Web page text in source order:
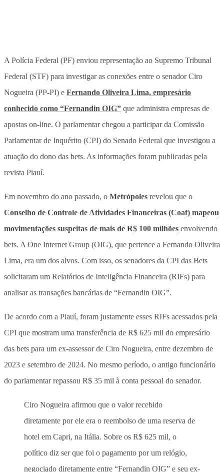
A Polícia Federal (PF) enviou representação ao Supremo Tribunal
Federal (STF) para investigar as conexões entre o senador Ciro
Nogueira (PP-PI) e Fernando Oliveira Lima, empresário
conhecido como “Fernandin OIG” que administra empresas de
apostas on-line. O parlamentar chegou a participar da Comissão
Parlamentar de Inquérito (CPI) do Senado Federal que investigou a
atuação do dono das bets. As informações foram publicadas pela
revista Piauí.
Em novembro do ano passado, o Metrópoles revelou que o
Conselho de Controle de Atividades Financeiras (Coaf) mapeou
movimentações suspeitas de mais de R$ 100 milhões envolvendo
bets. A One Internet Group (OIG), que pertence a Fernando Oliveira
Lima, era um dos alvos. Com isso, os senadores da CPI das Bets
solicitaram um Relatórios de Inteligência Financeira (RIFs) para
analisar as transações bancárias de “Fernandin OIG”.
De acordo com a Piauí, foram justamente esses RIFs acessados pela
CPI que mostram uma transferência de R$ 625 mil do empresário
das bets para um ex-assessor de Ciro Nogueira, entre dezembro de
2023 e setembro de 2024. No mesmo período, o antigo funcionário
do parlamentar repassou R$ 35 mil à conta pessoal do senador.
Ciro Nogueira afirmou que o valor recebido
diretamente por ele era o reembolso de uma reserva de
hotel em Capri, na Itália. Sobre os R$ 625 mil, o
político diz ser que foi o pagamento por um relógio,
negociado diretamente entre “Fernandin OIG” e seu ex-